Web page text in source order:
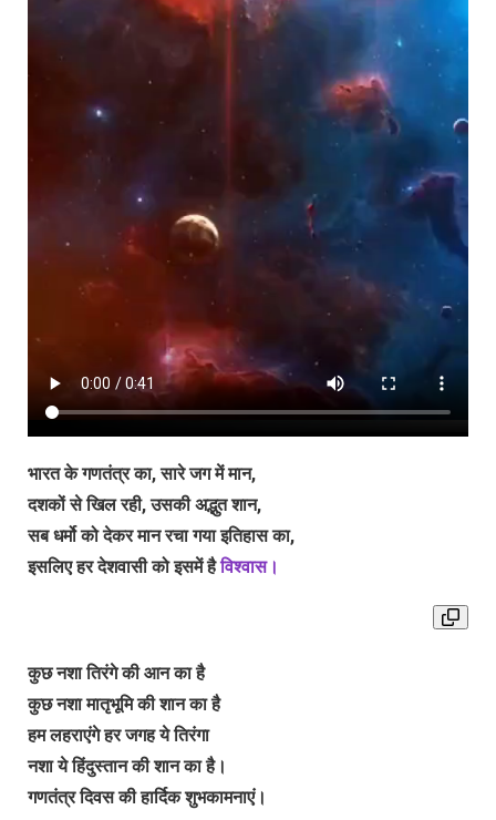
भारत के गणतंत्र का, सारे जग में मान,
दशकों से खिल रही, उसकी अद्भुत शान,
सब धर्मो को देकर मान रचा गया इतिहास का,
इसलिए हर देशवासी को इसमें हैविश्वास।
कुछ नशा तिरंगे की आन का है
कुछ नशा मातृभूमि की शान का है
हम लहराएंगे हर जगह ये तिरंगा
नशा ये हिंदुस्तान की शान का है।
गणतंत्र दिवस की हार्दिक शुभकामनाएं।